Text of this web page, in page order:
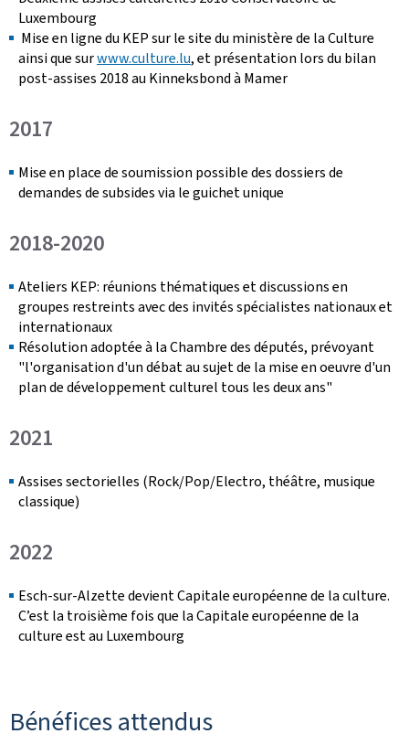
Luxembourg
Mise en ligne du KEP sur le site du ministère de la Culture
ainsi que surwww.culture.lu, et présentation lors du bilan
post-assises 2018 au Kinneksbondà Mamer
2017
Mise en place de soumission possible des dossiers de
demandes de subsides via le guichet unique
2018-2020
Ateliers KEP: réunions thématiques et discussions en
groupes restreints avec des invités spécialistes nationaux et
internationaux
Résolution adoptée à la Chambre des députés, prévoyant
"l'organisation d'un débat au sujet de la mise en oeuvre d'un
plan de développement culturel tous les deux ans"
2021
Assises sectorielles (Rock/Pop/Electro, théâtre, musique
classique)
2022
Esch-sur-Alzette devient Capitale européenne de la culture.
C’est la troisième fois que la Capitale européenne de la
culture est au Luxembourg
Bénéfices attendus